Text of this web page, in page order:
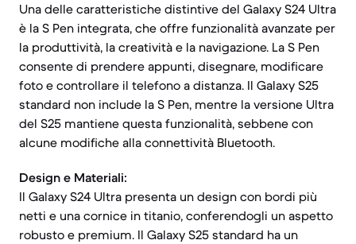
Una delle caratteristiche distintive del Galaxy S24 Ultra
è la S Pen integrata, che offre funzionalità avanzate per
la produttività, la creatività e la navigazione. La S Pen
consente di prendere appunti, disegnare, modificare
foto e controllare il telefono a distanza. Il Galaxy S25
standard non include la S Pen, mentre la versione Ultra
del S25 mantiene questa funzionalità, sebbene con
alcune modifiche alla connettività Bluetooth.
Design e Materiali:
Il Galaxy S24 Ultra presenta un design con bordi più
netti e una cornice in titanio, conferendogli un aspetto
robusto e premium. Il Galaxy S25 standard ha un